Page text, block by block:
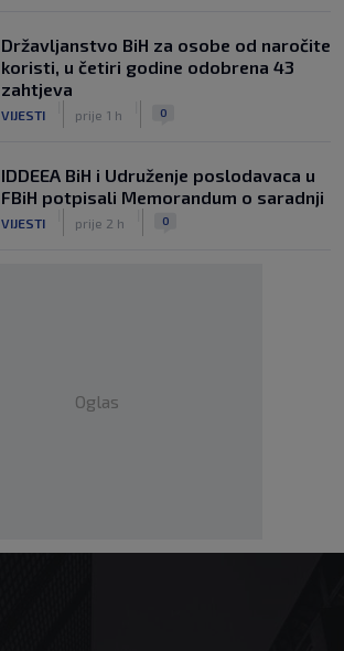
Državljanstvo BiH za osobe od naročite
koristi, u četiri godine odobrena 43
zahtjeva
VIJESTI prije 1 h 0
IDDEEA BiH i Udruženje poslodavaca u
FBiH potpisali Memorandum o saradnji
VIJESTI prije 2 h 0
Oglas